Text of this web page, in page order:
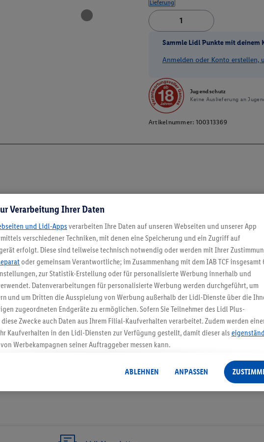
Lieferung
Sammle Lidl Punkte mit deinem
Anmelden oder Konto erstellen,
Jugendschutz
Keine Auslieferung an
Artikelnummer: 100313369
5.95 € Versand sparen³²ᵃ
Jetzt zum Newsletter anmelden
Gutschein sichern!
Verarbeitung Ihrer Daten
und Lidl-Apps verarbeiten Ihre Daten auf unseren Webseiten und unserer App
verschiedener Techniken, mit denen eine Speicherung und ein Zugriff auf
erfolgt. Diese sind teilweise technisch notwendig oder werden mit Ihrer
oder gemeinsam Verantwortliche; im Zusammenhang mit dem IAB TCF insgesamt
zur Statistik-Erstellung oder für personalisierte Werbung innerhalb und
Datenverarbeitungen für personalisierte Werbung werden durchgeführt, um
und um Dritten die Ausspielung von Werbung außerhalb der Lidl-Dienste über die
zugeordneten Endgeräte zu ermöglichen. Sofern Sie Teilnehmer des Lidl Plus-
Zwecke auch Daten aus Ihrem Filial-Kaufverhalten verarbeitet. Zudem werden
Kaufverhalten in den Lidl-Diensten zur Verfügung gestellt, damit dieser als
Werbekampagnen seiner Auftraggeber messen kann.
umfasst die Zusammenführung von Daten (z.B. über Ihre Nutzung der Lidl-Dienste, Ihr
Informationen aus Ihrem Kundenkonto - z.B. Alter oder Geschlecht - sowie Ihre
über verschiedene Endgeräte und Lidl-Dienste hinweg einschließlich dem Speichern
Werbeausspielungen.
ABLEHNEN ANPASSEN